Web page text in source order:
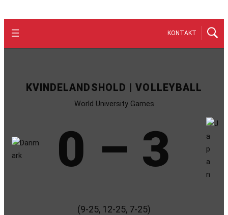
KONTAKT
KVINDELANDSHOLD | VOLLEYBALL
World University Games
0 – 3
(9-25, 12-25, 7-25)